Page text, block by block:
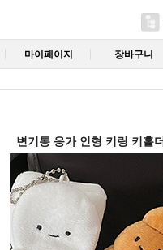
마이페이지 장바구니
변기통 응가 인형 키링 키홀